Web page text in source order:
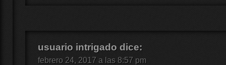
usuario intrigado dice:
febrero 24, 2017 a las 8:57 pm